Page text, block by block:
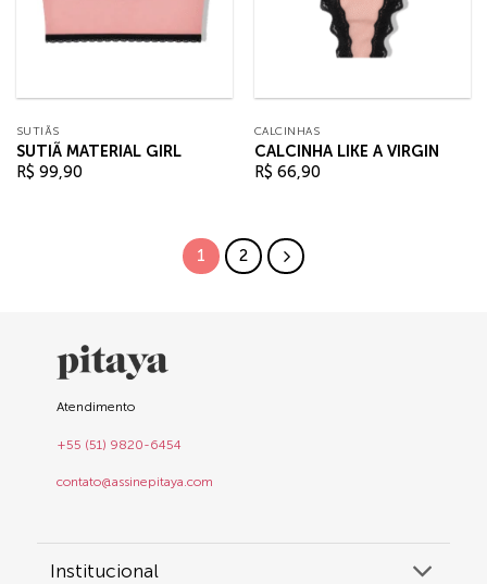
SUTIÃS
SUTIÃ MATERIAL GIRL
R$ 99,90
CALCINHAS
CALCINHA LIKE A VIRGIN
R$ 66,90
1 2
Atendimento
+55 (51) 9820-6454
contato@assinepitaya.com
Institucional